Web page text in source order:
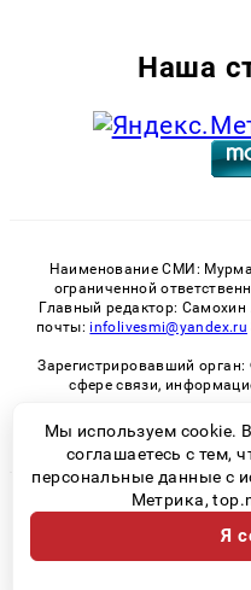
Наша
Наименование СМИ:
ограниченной
Главный редактор:
почты: infolivesmi@yandex.ru
Зарегистрировавший
сфере связи,
Регистрационный номер
© 2026 «Murmansk-
Возрастная
Политика
Мы используем cookie.
соглашаетесь с тем,
персональные данные с
Метрика,
Я